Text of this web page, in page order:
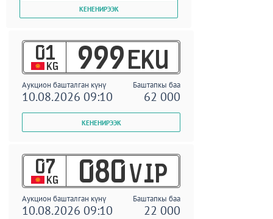
01
KG 999 EKU
Аукцион башталган күнү Баштапкы баа
10.08.2026 09:10 62 000
07
KG 080 VIP
Аукцион башталган күнү Баштапкы баа
10.08.2026 09:10 22 000